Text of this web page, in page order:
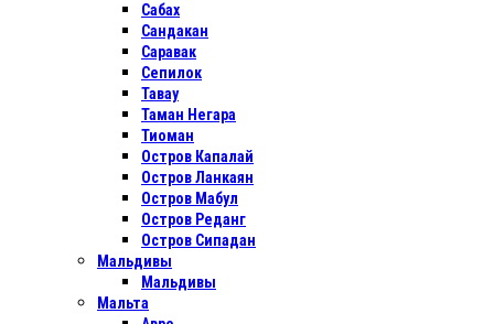
Сабах
Сандакан
Саравак
Сепилок
Тавау
Таман Негара
Тиоман
Остров Капалай
Остров Ланкаян
Остров Мабул
Остров Реданг
Остров Сипадан
Мальдивы
Мальдивы
Мальта